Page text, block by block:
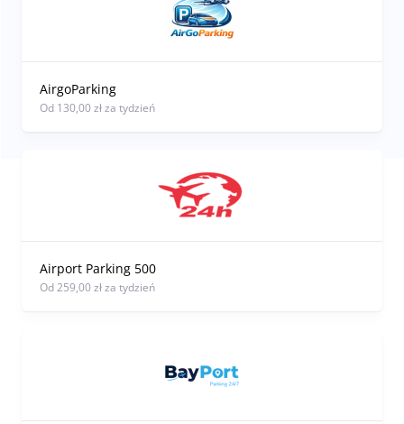
AirgoParking
od 130,00 zł za tydzień
Airport Parking 500
od 259,00 zł za tydzień